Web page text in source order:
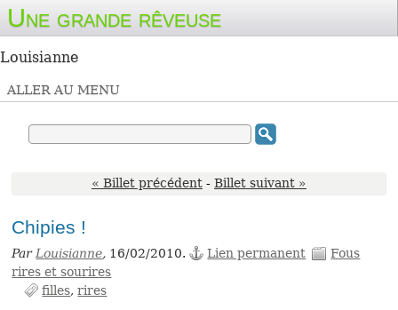
Une grande rêveuse
Louisianne
ALLER AU MENU
« Billet précédent - Billet suivant »
Chipies !
ParLouisianne, 16/02/2010. Lien permanent
Fous
rires et sourires
filles rires